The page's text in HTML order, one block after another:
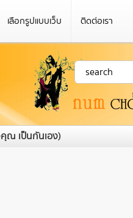
เลือกรูปแบบเว็บ ติดต่อเรา
คุณ เป็นกันเอง)